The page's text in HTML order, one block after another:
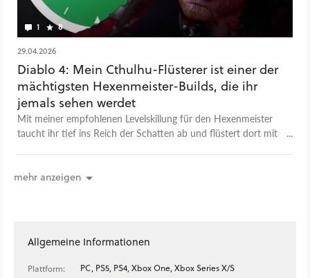
1 8
29.04.2026
Diablo 4: Mein Cthulhu-Flüsterer ist einer der
mächtigsten Hexenmeister-Builds, die ihr
jemals sehen werdet
Mit meiner empfohlenen Levelskillung für den Hexenmeister
taucht ihr tief ins Reich der Schatten ab und flüstert dort mit
mehr anzeigen
Allgemeine Informationen
Plattform:
PC, PS5, PS4, Xbox One, Xbox Series X/S